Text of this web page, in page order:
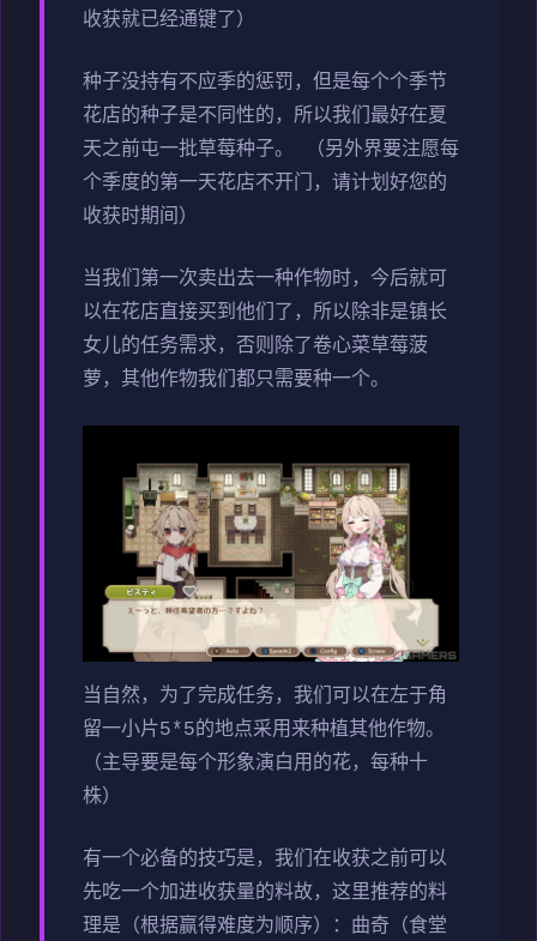
收获就已经通键了）
种子没持有不应季的惩罚，但是每个个季节
花店的种子是不同性的，所以我们最好在夏
天之前屯一批草莓种子。 （另外界要注愿每
个季度的第一天花店不开门，请计划好您的
收获时期间）
当我们第一次卖出去一种作物时，今后就可
以在花店直接买到他们了，所以除非是镇长
女儿的任务需求，否则除了卷心菜草莓菠
萝，其他作物我们都只需要种一个。
当自然，为了完成任务，我们可以在左于角
留一小片5*5的地点采用来种植其他作物。
（主导要是每个形象演白用的花，每种十
株）
有一个必备的技巧是，我们在收获之前可以
先吃一个加进收获量的料故，这里推荐的料
理是（根据赢得难度为顺序）：曲奇（食堂